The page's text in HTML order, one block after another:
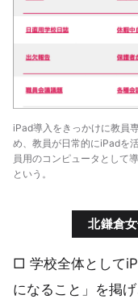
iPad導入をきっかけに教員
め、教員が日常的にiPadを
員用のコンピュータとして
という。
北鎌倉
□ 学校全体として
になること」を掲